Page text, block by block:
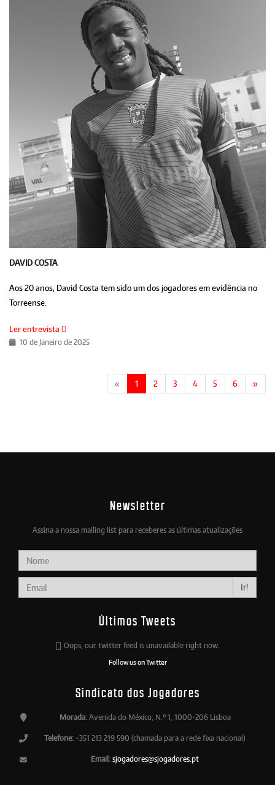
DAVID COSTA
Aos 20 anos, David Costa tem sido um dos jogadores em evidência no
Torreense.
Ler entrevista
10 de Janeiro de 2025
« 1 2 3 4 5 6 »
Newsletter
Assina a nossa mailing list para receberes as últimas atualizações
Ir!
Últimos Tweets
Oops, our twitter feed is unavailable right now.
Follow us on Twitter
Sindicato dos Jogadores
Morada:Avenida do México, N.º 1, 1000-206 Lisboa
Telefone: +351 213 219 590 (chamada para a rede fixa nacional)
Email: sjogadores@sjogadores.pt